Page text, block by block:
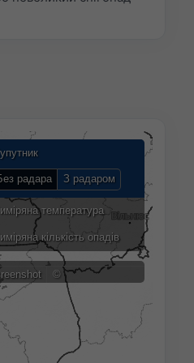
©
радара З радаром
температура
кількість опадів